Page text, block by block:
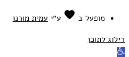
מופעל ב favorite אהבה
ע״י עמית מורנו
דילוג לתוכן
פתח